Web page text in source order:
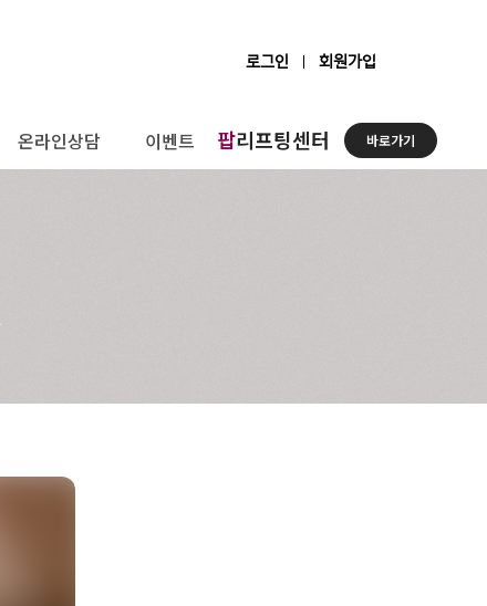
로그인 회원가입
온라인상담 이벤트 팝리프팅센터 바로가기